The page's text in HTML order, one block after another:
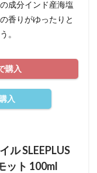
成分インド産海塩
香りがゆったりと
。
購入
入
ル SLEEPLUS
ット 100ml